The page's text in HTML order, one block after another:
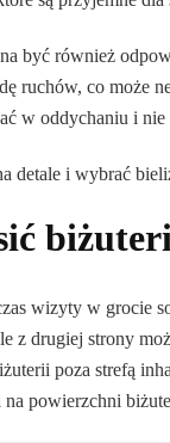
być również
ruchów, co może
w oddychaniu i
detale i wybrać
wizyty w grocie
z drugiej strony
poza strefą
na powierzchni